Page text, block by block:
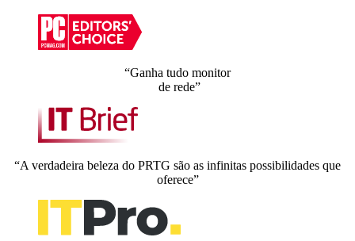
“Ganha tudo monitor
de rede”
“A verdadeira beleza do PRTG são as infinitas possibilidades que
oferece”